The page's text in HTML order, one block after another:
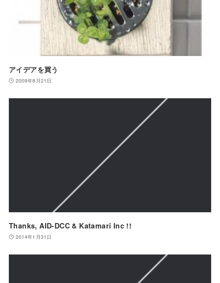
アイデアを買う
2009年8月21日
Thanks, AID-DCC & Katamari Inc !!
2014年1月31日